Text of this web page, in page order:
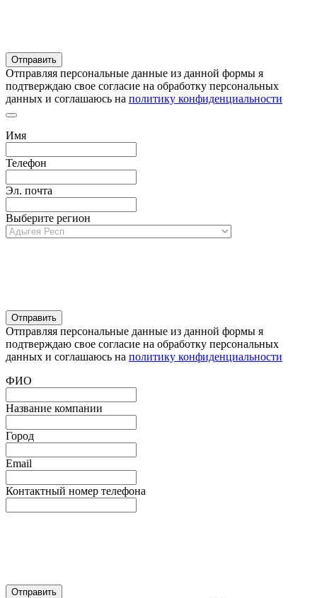
Отправляя персональные данные из данной формы я
подтверждаю свое согласие на обработку персональных
данных и соглашаюсь на политику конфиденциальности
Имя
Телефон
Эл. почта
Выберите регион
Отправляя персональные данные из данной формы я
подтверждаю свое согласие на обработку персональных
данных и соглашаюсь на политику конфиденциальности
ФИО
Название компании
Город
Email
Контактный номер телефона